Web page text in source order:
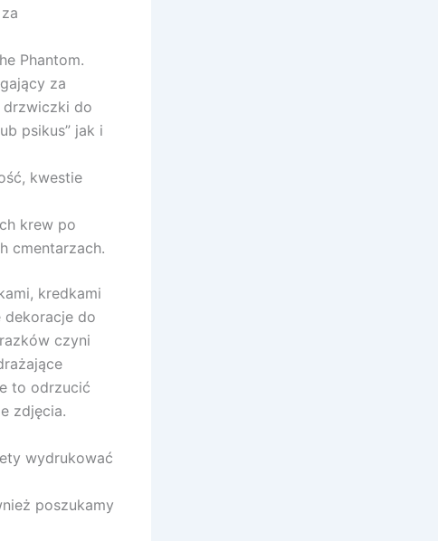
Phantom.
za
drzwiczki do
psikus” jak i
kwestie
krew po
cmentarzach.
kredkami
do
czyni
to odrzucić
zdjęcia.
wydrukować
poszukamy